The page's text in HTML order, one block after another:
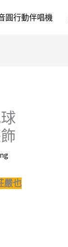
圓行動伴唱機
嚴也